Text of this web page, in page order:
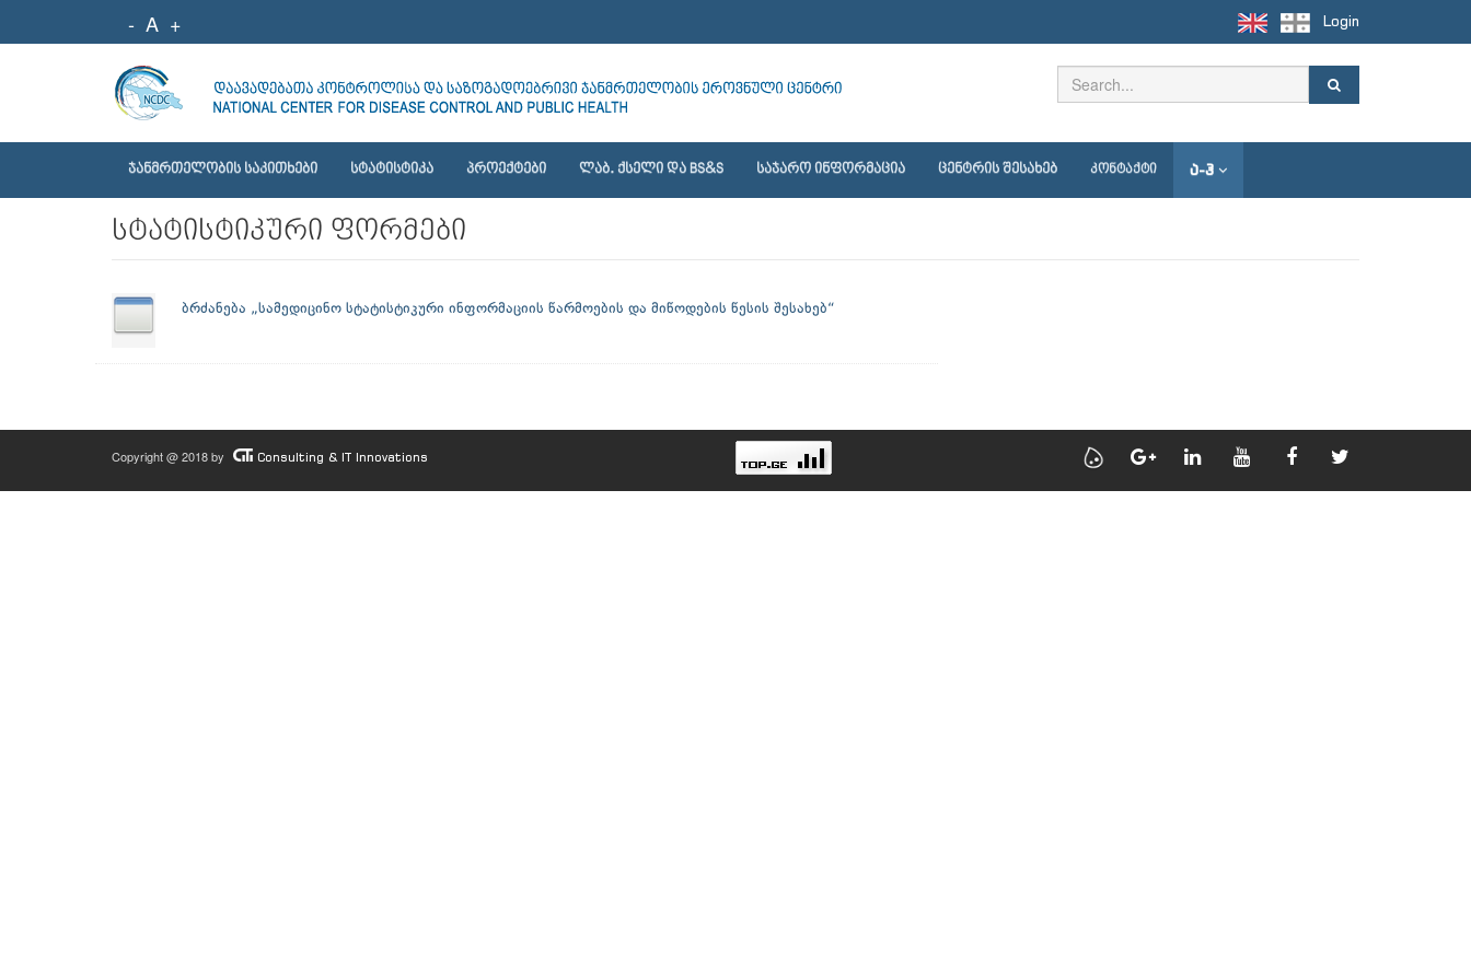
- A + Login
ᲯᲐᲜᲛᲠᲗᲔᲚᲝᲑᲘᲡ ᲡᲐᲙᲘᲗᲮᲔᲑᲘ ᲡᲢᲐᲢᲘᲡᲢᲘᲙᲐ ᲞᲠᲝᲔᲥᲢᲔᲑᲘ ᲚᲐᲑ. ᲥᲡᲔᲚᲘ ᲓᲐ BS&S ᲡᲐᲯᲐᲠᲝ ᲘᲜᲤᲝᲠᲛᲐᲪᲘᲐ ᲪᲔᲜᲢᲠᲘᲡ ᲨᲔᲡᲐᲮᲔᲑ ᲙᲝᲜᲢᲐᲥᲢᲘ Ა-Ჰ
სტატისტიკური ფორმები
ბრძანება „სამედიცინო სტატისტიკური ინფორმაციის წარმოების და მიწოდების წესის შესახებ“
Copyright @ 2018 by Consulting & IT Innovations